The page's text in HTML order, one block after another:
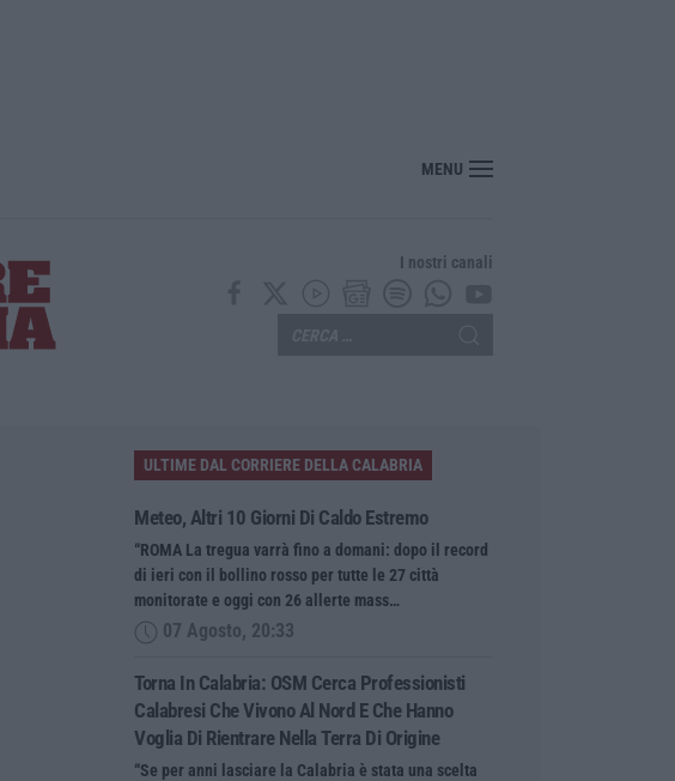
Tragedia a Calanna, 40enne elettricista muore folgorato
MENU
I nostri canali
ULTIME DAL CORRIERE DELLA CALABRIA
Meteo, Altri 10 Giorni Di Caldo Estremo
“ROMA La tregua varrà fino a domani: dopo il record
di ieri con il bollino rosso per tutte le 27 città
monitorate e oggi con 26 allerte mass…
07 Agosto, 20:33
Torna In Calabria: OSM Cerca Professionisti
Calabresi Che Vivono Al Nord E Che Hanno
Voglia Di Rientrare Nella Terra Di Origine
“Se per anni lasciare la Calabria è stata una scelta